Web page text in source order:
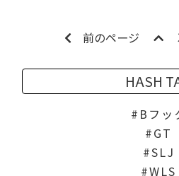
前のページ
HASH
Bフッ
GT
SLJ
WLS